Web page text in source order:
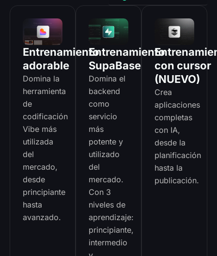
Entrenamiento
adorable
Domina la
herramienta
de
codificación
Vibe más
utilizada
del
mercado,
desde
principiante
hasta
avanzado.
Entrenamiento
SupaBase
Domina el
backend
como
servicio
más
potente y
utilizado
del
mercado.
Con 3
niveles de
aprendizaje:
principiante,
intermedio
con cursor
(NUEVO)
Crea
aplicaciones
completas
con IA,
desde la
planificación
hasta la
publicación.